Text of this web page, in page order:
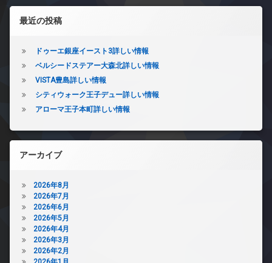
左サイドバー
最近の投稿
ドゥーエ銀座イースト3詳しい情報
ベルシードステアー大森北詳しい情報
VISTA豊島詳しい情報
シティウォーク王子デュー詳しい情報
アローマ王子本町詳しい情報
アーカイブ
2026年8月
2026年7月
2026年6月
2026年5月
2026年4月
2026年3月
2026年2月